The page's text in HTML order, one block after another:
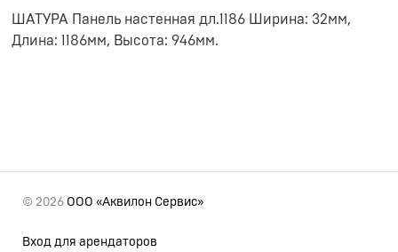
ШАТУРА Панель настенная дл.1186 Ширина: 32мм,
Длина: 1186мм, Высота: 946мм.
© 2026 ООО «Аквилон Сервис»
Вход для арендаторов